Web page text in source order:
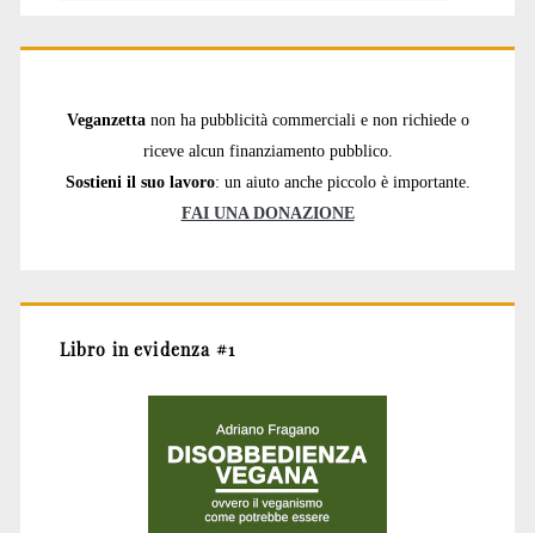
Veganzetta non ha pubblicità commerciali e non richiede o
riceve alcun finanziamento pubblico.
Sostieni il suo lavoro: un aiuto anche piccolo è importante.
FAI UNA DONAZIONE
Libro in evidenza #1